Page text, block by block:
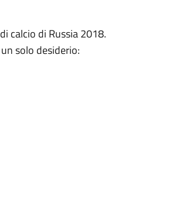
calcio di Russia 2018.
solo desiderio: